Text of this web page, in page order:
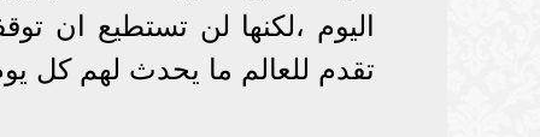
اليوم ،لكنها لن تستطيع ان
تقدم للعالم ما يحدث لهم كل